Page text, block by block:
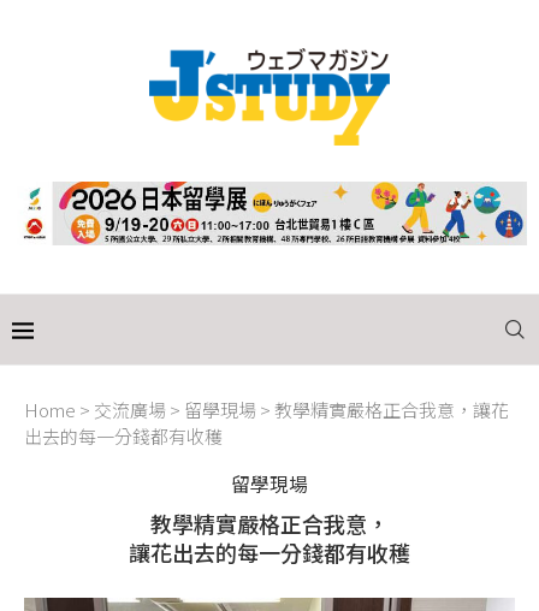
Home > 交流廣場 > 留學現場 > 教學精實嚴格正合我意，讓花
出去的每一分錢都有收穫
留學現場
教學精實嚴格正合我意，
讓花出去的每一分錢都有收穫